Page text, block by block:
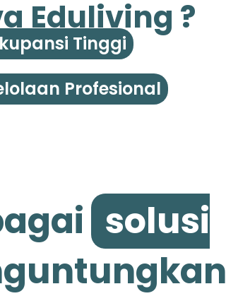
Eduliving ?
Tinggi
Profesional
solusi